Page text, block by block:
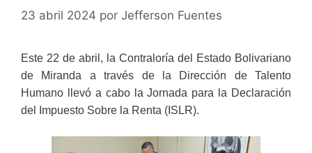
23 abril 2024 por Jefferson Fuentes
Este 22 de abril, la Contraloría del Estado Bolivariano
de Miranda a través de la Dirección de Talento
Humano llevó a cabo la Jornada para la Declaración
del Impuesto Sobre la Renta (ISLR).